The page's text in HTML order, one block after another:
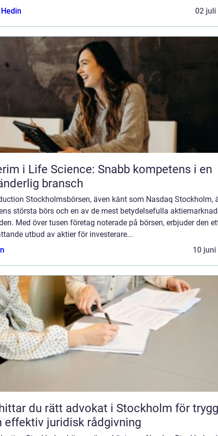
02 juli
i Life Science: Snabb kompetens i en
bransch
Stockholmsbörsen, även känt som Nasdaq Stockholm,
största börs och en av de mest betydelsefulla
Med över tusen företag noterade på börsen, erbjuder den
utbud av aktier för investerare...
10 juni
du rätt advokat i Stockholm för trygg
effektiv juridisk rådgivning